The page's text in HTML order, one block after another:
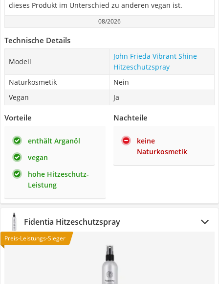
dieses Produkt im Unterschied zu anderen vegan ist.
08/2026
Technische Details
Modell
John Frieda Vibrant Shine
Hitzeschutzspray
Naturkosmetik
Nein
Vegan
Ja
Vorteile
enthält Arganöl
vegan
hohe Hitzeschutz-
Leistung
Nachteile
keine
Naturkosmetik
Fidentia Hitzeschutzspray
Preis-Leistungs-Sieger